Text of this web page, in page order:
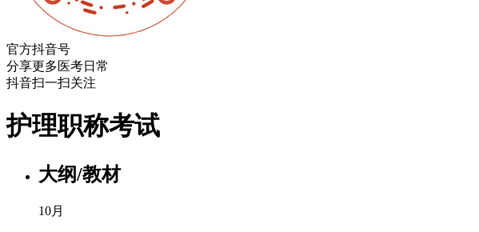
官方抖音号
分享更多医考日常
抖音扫一扫关注
护理职称考试
大纲/教材
10月